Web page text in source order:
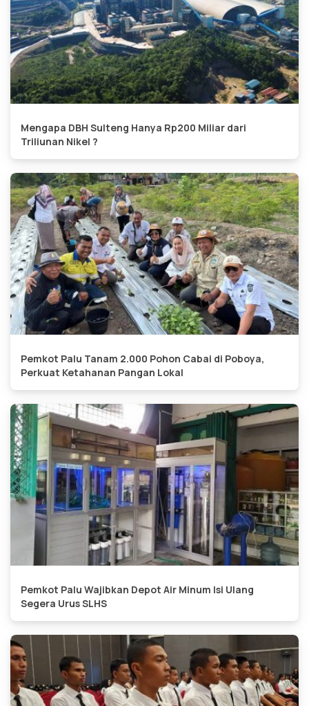
Mengapa DBH Sulteng Hanya Rp200 Miliar dari
Triliunan Nikel ?
Pemkot Palu Tanam 2.000 Pohon Cabai di Poboya,
Perkuat Ketahanan Pangan Lokal
Pemkot Palu Wajibkan Depot Air Minum Isi Ulang
Segera Urus SLHS